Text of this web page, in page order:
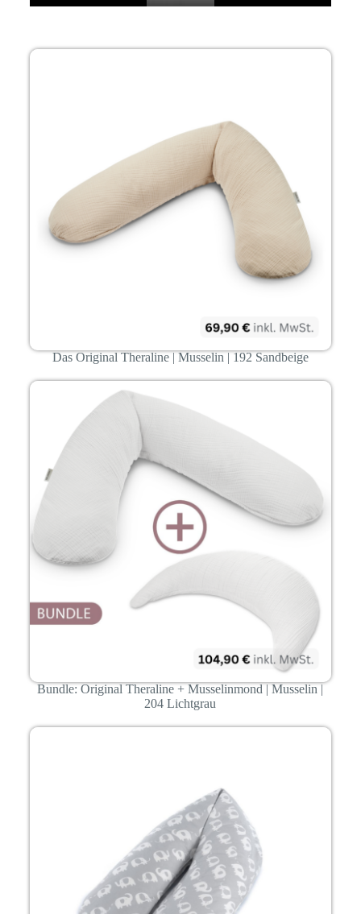
Das Original Theraline | Musselin | 192 Sandbeige
Bundle: Original Theraline + Musselinmond | Musselin |
204 Lichtgrau